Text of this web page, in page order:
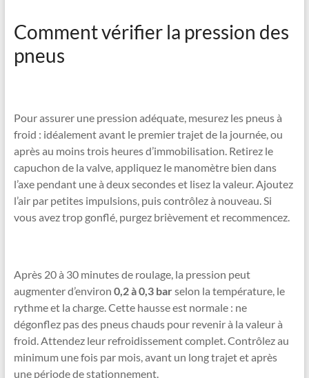
Comment vérifier la pression des
pneus
Pour assurer une pression adéquate, mesurez les pneus à
froid : idéalement avant le premier trajet de la journée, ou
après au moins trois heures d’immobilisation. Retirez le
capuchon de la valve, appliquez le manomètre bien dans
l’axe pendant une à deux secondes et lisez la valeur. Ajoutez
l’air par petites impulsions, puis contrôlez à nouveau. Si
vous avez trop gonflé, purgez brièvement et recommencez.
Après 20 à 30 minutes de roulage, la pression peut
augmenter d’environ 0,2 à 0,3 barselon la température, le
rythme et la charge. Cette hausse est normale : ne
dégonflez pas des pneus chauds pour revenir à la valeur à
froid. Attendez leur refroidissement complet. Contrôlez au
minimum une fois par mois, avant un long trajet et après
une période de stationnement.